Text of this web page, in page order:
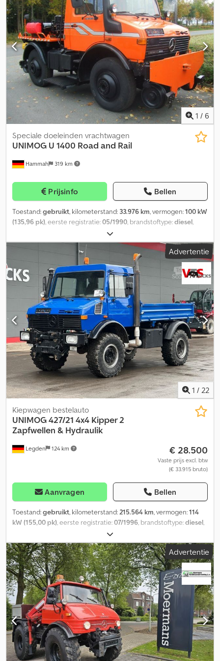
Unimog U20 150 Ps. Euro 5 Erstzulassung EPS Getriebe Cedpfx
Aijzn Dqaogorf 58.560 Km. Seriennummer:WDB4050501V228138
Reifen:335/80 R20 60% Radstand:330 Cm. 135 Lt. Tank
Spiralfederung Scheibenbremsen Totalgewicht:9.300 Kg
Leergewicht:7.730 Kg., Nutzlast: 1.570 Kg. Innenmassen Mulde:L-200
Cm B-240 Cm H-40 Cm. Annhängerkupllung 6x Hydraulische
Annshlusse Vorne Electrische Seilwinde Kran:Hiab III B-3 Hiduo
Mit Funkfernbedienung Baujahr:2011 Capacität:3.20 Mtr.:3.300
Kg.,4.20 Mtr: 2.440 Kg.,5.90 Mtr.:1.680 Kg.,7.80 Mtr.:1.240 Kg.,9.80
Mtr.:980 Kg. Irrtümer / Schreibfehler und Zwischenverkauf
Vorbehalten
1 / 6
Hammah 319 km
Speciale doeleinden vrachtwagen
UNIMOG U 1400 Road and Rail
Prijsinfo Bellen
Toestand:gebruikt, kilometerstand: 33.976 km, vermogen:100 kW
(135,96 pk), eerste registratie:05/1990, brandstoftype:diesel,
, asconfiguratie:
keuring (TÜV):05/2020, kleur:rood, soort overbrenging:
mechanisch
, Bouwjaar:1990
airconditioning,
compressor, vierwielaandrijving, Unimog U 1400 met
tweerichtingsuitrusting Fabrikant: Zweiweg Credpfei R Aicex
Aigsf Converter Wagonreminstallatie 600 ton
Koppelingstangopname achter
Advertentie
1 / 22
Legden 124 km
Kiepwagen bestelauto
UNIMOG427/21 4x4 Kipper 2
Zapfwellen & Hydraulik
€ 28.500
Vaste prijs excl. btw
(€ 33.915 bruto)
Aanvragen Bellen
Toestand:gebruikt, kilometerstand:215.564 km, vermogen:114
kW (155,00 pk), eerste registratie:07/1996, brandstoftype:diesel,
blauw
mechanisch, emissieklasse:euro1, aantal zitplaatsen:2, totale
lengte:5.310 mm, totale breedte:2.300 mm, totale hoogte:3.030
mm, Uitrusting:vierwielaandrijving, * Vierwielaandrijving *
Voorhydrauliek (4 x dubbelwerkend circuit & 1 x enkelwerkend
circuit) * Achterhydrauliek (1 x dubbelwerkend circuit & 1 x
enkelwerkend circuit) * Voorste aftakas * Voorste aanhaakpunt *
Achterste aftakas * Trekhaak * ABS * CB-radio * Knipperlichten
rondom * Handgeschakelde versnellingsbak * Schijfremmen *
Achteruitwaarschuwingssignaal ----* Bandenmaat vooras: 12,5R20
MPT 147G (365/80R20) * Bandenmaat achteras: 12,5R20 MPT 147G
(365/80R20) * Brandstoftank: 180 liter * Technisch totaal gewicht:
7490 kg * Eigen gewicht: 5400 kg * Toegestaan
Advertentie